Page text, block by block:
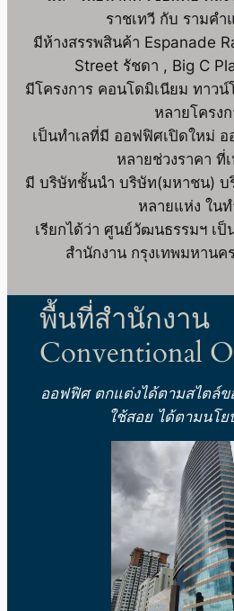
ราชเทวี กับ รามค
มีห้างสรรพสินค้า Espanade
Street รัชดา , Big C
มีโครงการ คอนโดมิเนียม ทาวน์
หลายโครง
เป็นทำเลที่มี ออฟฟิศเปิดใหม่
หลายช่วงราคา ที่
มี บริษัทชั้นนำ บริษัท(มหาชน) บ
หลายแห่ง ในท
เรียกได้ว่า ศูนย์วัฒนธรรมฯ เ
สำนักงาน กรุงเทพมหานค
พื้นที่สำนักงาน
Conventional
ออฟฟิศ ตกแต่งได้ตามสไตล์ข
ใช้สอย ได้ตามนโ